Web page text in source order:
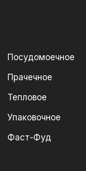
Посудомоечное
Прачечное
Тепловое
Упаковочное
Фаст-Фуд